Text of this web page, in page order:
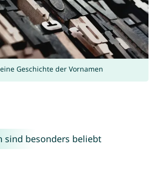
Geschichte der Vornamen
sind besonders beliebt